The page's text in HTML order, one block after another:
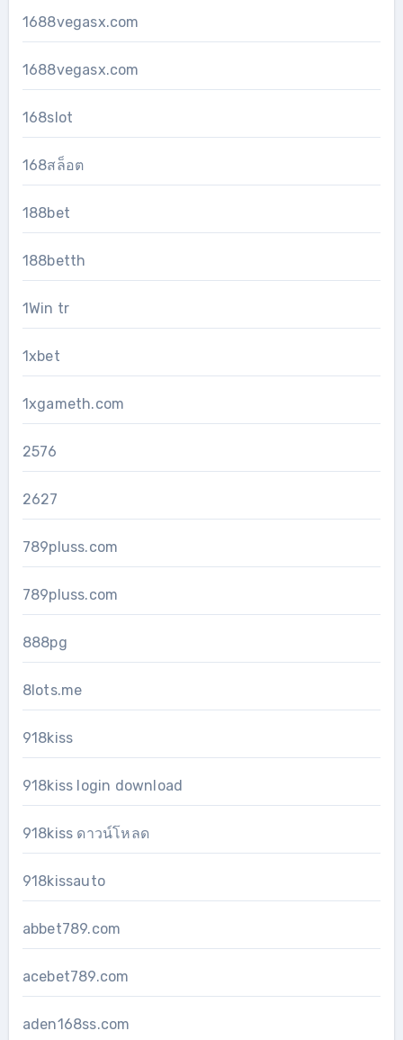
1688vegasx.com
1688vegasx.com
168slot
168สล็อต
188bet
188betth
1Win tr
1xbet
1xgameth.com
2576
2627
789pluss.com
789pluss.com
888pg
8lots.me
918kiss
918kiss login download
918kiss ดาวน์โหลด
918kissauto
abbet789.com
acebet789.com
aden168ss.com